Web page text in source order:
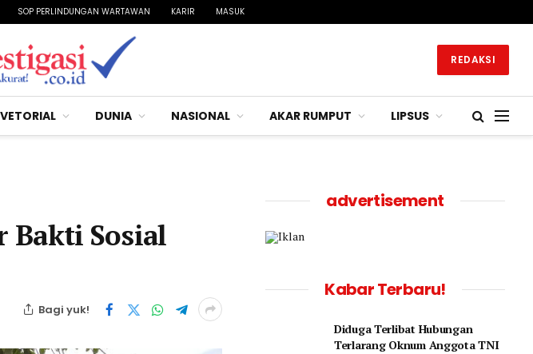
SOP PERLINDUNGAN WARTAWAN KARIR MASUK
REDAKSI
DUNIA NASIONAL AKAR RUMPUT LIPSUS
Bakti Sosial
Bagi yuk!
advertisement
Kabar Terbaru!
Diduga Terlibat Hubungan
Terlarang Oknum Anggota TNI